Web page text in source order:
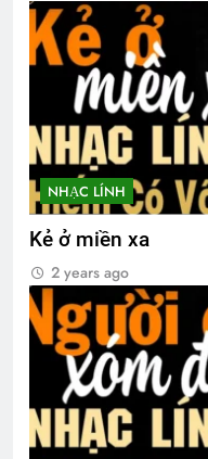
NHẠC LÍNH
Kẻ ở miền xa
2 years ago